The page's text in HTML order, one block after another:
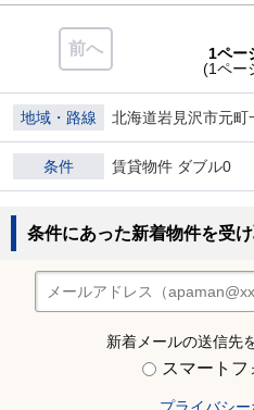
前へ
1ペー
(1ペー
地域・路線 北海道岩見沢市元町
条件 賃貸物件 ダブル0
条件にあった新着物件を受
新着メールの送信先
スマートフ